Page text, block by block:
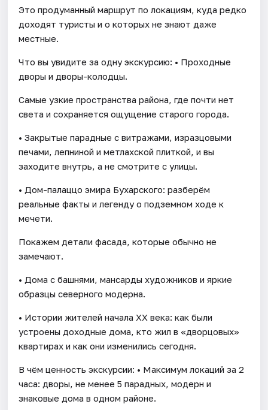
Это продуманный маршрут по локациям, куда редко
доходят туристы и о которых не знают даже
местные.
Что вы увидите за одну экскурсию: • Проходные
дворы и дворы-колодцы.
Самые узкие пространства района, где почти нет
света и сохраняется ощущение старого города.
• Закрытые парадные с витражами, изразцовыми
печами, лепниной и метлахской плиткой, и вы
заходите внутрь, а не смотрите с улицы.
• Дом-палаццо эмира Бухарского: разберём
реальные факты и легенду о подземном ходе к
мечети.
Покажем детали фасада, которые обычно не
замечают.
• Дома с башнями, мансарды художников и яркие
образцы северного модерна.
• Истории жителей начала XX века: как были
устроены доходные дома, кто жил в «дворцовых»
квартирах и как они изменились сегодня.
В чём ценность экскурсии: • Максимум локаций за 2
часа: дворы, не менее 5 парадных, модерн и
знаковые дома в одном районе.